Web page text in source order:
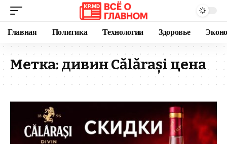
Главная Политика Технологии Здоровье
Метка: дивин Călărași цена